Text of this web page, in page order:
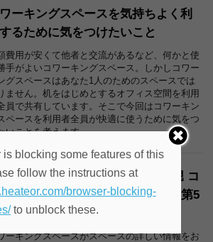
ーキングスペースを気持ちよく利
るために気をつけたいこと
費用が安くて他者と交流があるなど、何かと使
手がよいコワーキングスペース。しかしコワー
グスペースはあなた1人のためのスペースでは
ません。机をはじめとするオフィス空間を利用
員で共有しています。そこで今回はコワーキン
ペースを利用者全員が快適に使うために気をつ
いことを考えます。
長屋を活用した谷町６丁目 空堀 コ
キングスペース往来[突撃取材][第5
ーキングスペースがスペースの詳しい情報をお
is blocking some features of this
follow the instructions at
browser-blocking-
to unblock these.